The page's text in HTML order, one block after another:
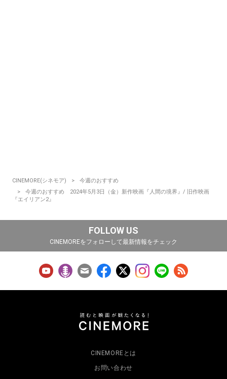
CINEMORE(シネモア)
今週のおすすめ
今週のおすすめ 2024年5月3日（金）新作映画『人間の境界』/ 旧作映画
『エイリアン2』
FOLLOW US
CINEMOREをフォローして最新情報をチェック
CINEMOREとは
お問い合わせ